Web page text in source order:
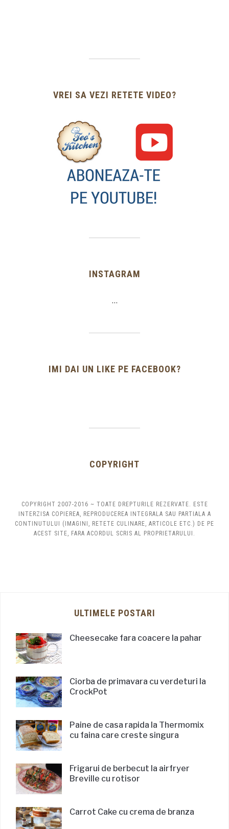
VREI SA VEZI RETETE VIDEO?
INSTAGRAM
…
IMI DAI UN LIKE PE FACEBOOK?
COPYRIGHT
COPYRIGHT 2007-2016 ~ TOATE DREPTURILE REZERVATE. ESTE
INTERZISA COPIEREA, REPRODUCEREA INTEGRALA SAU PARTIALA A
CONTINUTULUI (IMAGINI, RETETE CULINARE, ARTICOLE ETC.) DE PE
ACEST SITE, FARA ACORDUL SCRIS AL PROPRIETARULUI.
ULTIMELE POSTARI
Cheesecake fara coacere la pahar
Ciorba de primavara cu verdeturi la
CrockPot
Paine de casa rapida la Thermomix
cu faina care creste singura
Frigarui de berbecut la airfryer
Breville cu rotisor
Carrot Cake cu crema de branza